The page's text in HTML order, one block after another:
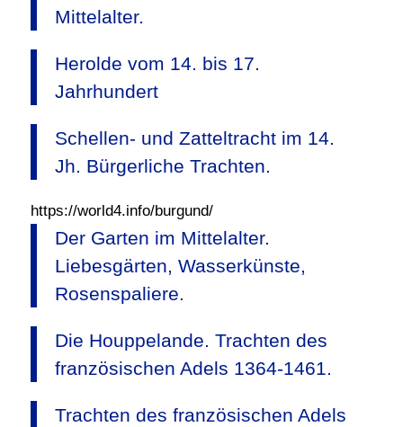
Mittelalter.
Herolde vom 14. bis 17.
Jahrhundert
Schellen- und Zatteltracht im 14.
Jh. Bürgerliche Trachten.
https://world4.info/burgund/
Der Garten im Mittelalter.
Liebesgärten, Wasserkünste,
Rosenspaliere.
Die Houppelande. Trachten des
französischen Adels 1364-1461.
Trachten des französischen Adels